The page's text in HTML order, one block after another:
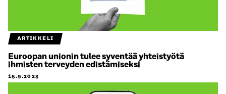
ARTIKKELI
Euroopan unionin tulee syventää yhteistyötä
ihmisten terveyden edistämiseksi
15.9.2023